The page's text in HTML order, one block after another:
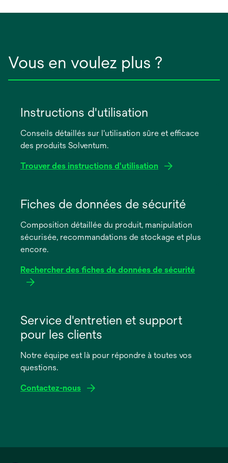
Vous en voulez plus ?
Instructions d'utilisation
Conseils détaillés sur l'utilisation sûre et efficace
des produits Solventum.
Trouver des instructions d'utilisation
dans
nouvel
onglet
Fiches de données de sécurité
Composition détaillée du produit, manipulation
sécurisée, recommandations de stockage et plus
encore.
Rechercher des fiches de données de sécurité
dans
nouvel
onglet
Service d'entretien et support
pour les clients
Notre équipe est là pour répondre à toutes vos
questions.
Contactez-nous